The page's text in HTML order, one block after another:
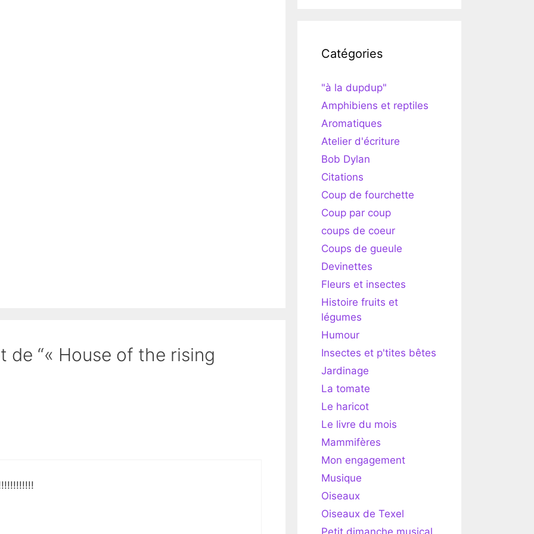
de “« House of the rising
Catégories
"à la dupdup"
Amphibiens et reptiles
Aromatiques
Atelier d'écriture
Bob Dylan
Citations
Coup de fourchette
Coup par coup
coups de coeur
Coups de gueule
Devinettes
Fleurs et insectes
Histoire fruits et
légumes
Humour
Insectes et p'tites bêtes
Jardinage
La tomate
Le haricot
Le livre du mois
Mammifères
Mon engagement
Musique
Oiseaux
Oiseaux de Texel
Petit dimanche musical